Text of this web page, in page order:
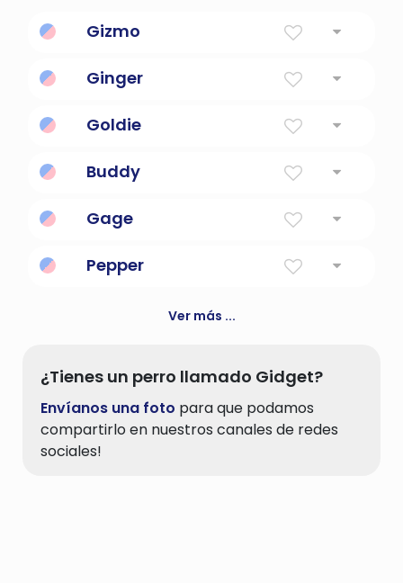
Gizmo
Ginger
Goldie
Buddy
Gage
corporation.
Pepper
Ver más ...
¿Tienes un perro llamado Gidget?
Envíanos una foto para que podamos
compartirlo en nuestros canales de redes
sociales!